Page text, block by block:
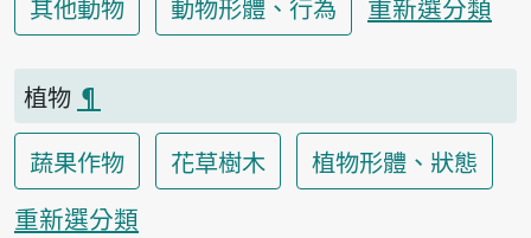
其他動物
動物形體、行為
植物 ¶
蔬果作物
花草樹木
植物形體、狀態
重新選分類